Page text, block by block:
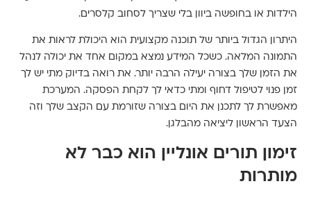
הילדות או בחופשה ביוון בלי שצריך לסחוב קלסרים.
היתרון הגדול ביותר של תוכנה מקצועית הוא היכולת לראות את
התמונה המלאה. כשכל המידע נמצא במקום אחד את יכולה לנהל
את הזמן שלך בצורה יעילה הרבה יותר. את רואה בדיוק מתי יש לך
זמן פנוי לטיפול דחוף ומתי כדאי לך לקחת הפסקה. המערכת
מאפשרת לך לתכנן את היום בצורה שזורמת עם הקצב שלך וזה
הצעד הראשון ליציאה מהבלגן.
זימון תורים אונליין הוא כבר לא
מותרות